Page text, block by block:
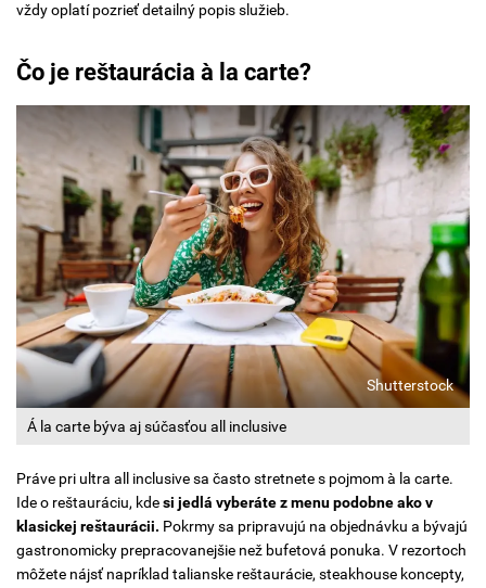
vždy oplatí pozrieť detailný popis služieb.
Čo je reštaurácia à la carte?
Á la carte býva aj súčasťou all inclusive
Shutterstock
Práve pri ultra all inclusive sa často stretnete s pojmom à la carte.
Ide o reštauráciu, kdesi jedlá vyberáte z menu podobne ako v
klasickej reštaurácii. Pokrmy sa pripravujú na objednávku a bývajú
gastronomicky prepracovanejšie než bufetová ponuka. V rezortoch
môžete nájsť napríklad talianske reštaurácie, steakhouse koncepty,